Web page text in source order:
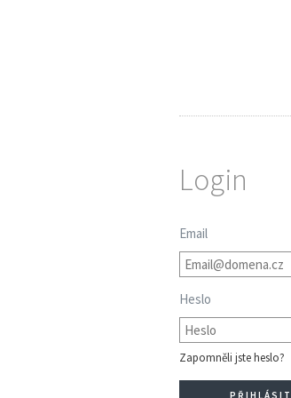
Login
Email
Heslo
Zapomněli jste heslo?